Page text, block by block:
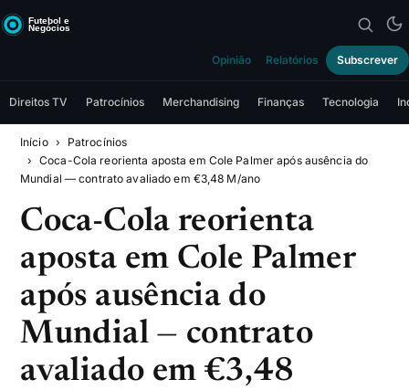
Opinião Relatórios Subscrever
Direitos TV Patrocínios Merchandising Finanças Tecnologia
Início
Patrocínios
Coca-Cola reorienta aposta em Cole Palmer após ausência do
Mundial — contrato avaliado em €3,48 M/ano
Coca-Cola reorienta
aposta em Cole Palmer
após ausência do
Mundial — contrato
avaliado em €3,48